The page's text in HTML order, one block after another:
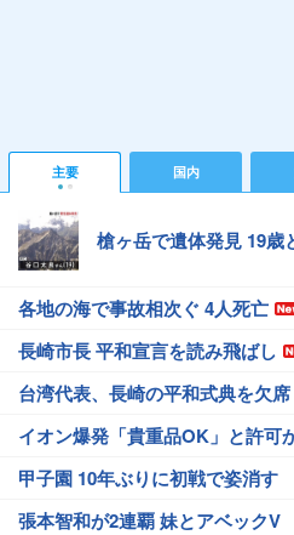
主要 国内
槍ヶ岳で遺体発見 19歳
各地の海で事故相次ぐ 4人死亡
長崎市長 平和宣言を読み飛ばし
台湾代表、長崎の平和式典を欠席
イオン爆発「貴重品OK」と許可
甲子園 10年ぶりに初戦で姿消す
張本智和が2連覇 妹とアベックV